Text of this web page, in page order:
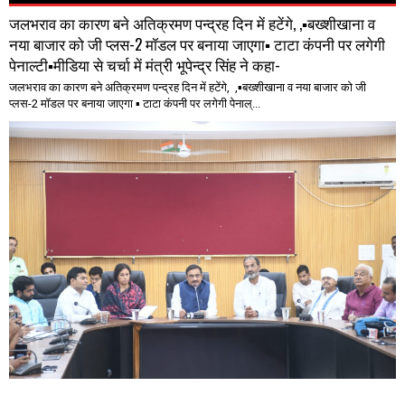
जलभराव का कारण बने अतिक्रमण पन्द्रह दिन में हटेंगे, ,▪️बख्शीखाना व
नया बाजार को जी प्लस-2 मॉडल पर बनाया जाएगा▪️ टाटा कंपनी पर लगेगी
पेनाल्टी▪️मीडिया से चर्चा में मंत्री भूपेन्द्र सिंह ने कहा-
जलभराव का कारण बने अतिक्रमण पन्द्रह दिन में हटेंगे, ,▪️बख्शीखाना व नया बाजार को जी
प्लस-2 मॉडल पर बनाया जाएगा ▪️ टाटा कंपनी पर लगेगी पेनाल्...